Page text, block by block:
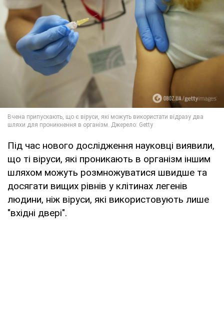
Під час нового дослідження науковці виявили,
що ті віруси, які проникають в організм іншим
шляхом можуть розмножуватися швидше та
досягати вищих рівнів у клітинах легенів
людини, ніж віруси, які використовують лише
"вхідні двері".